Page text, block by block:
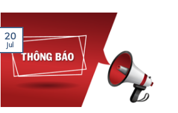
20
Jul